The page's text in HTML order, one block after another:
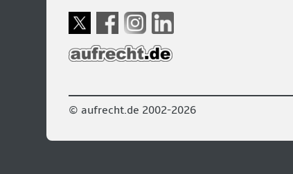
© aufrecht.de 2002-2026